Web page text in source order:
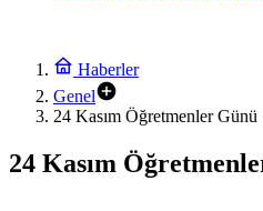
Haberler
Genel
24 Kasım Öğretmenler Günü
24 Kasım